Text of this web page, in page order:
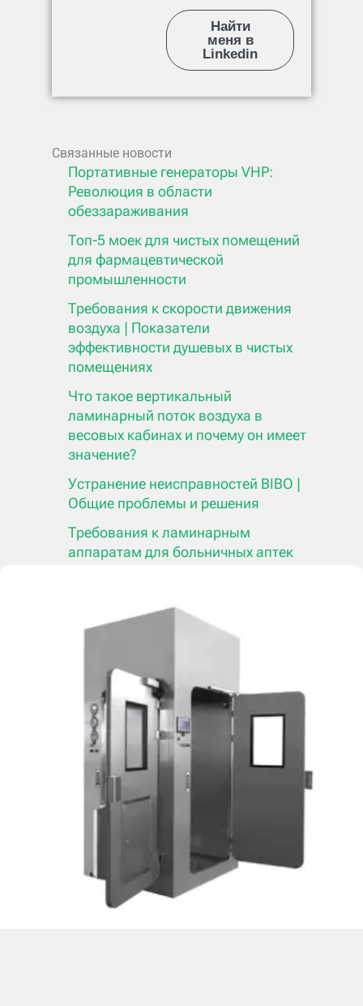
Найти
меня в
Linkedin
Связанные новости
Портативные генераторы VHP:
Революция в области
обеззараживания
Топ-5 моек для чистых помещений
для фармацевтической
промышленности
Требования к скорости движения
воздуха | Показатели
эффективности душевых в чистых
помещениях
Что такое вертикальный
ламинарный поток воздуха в
весовых кабинах и почему он имеет
значение?
Устранение неисправностей BIBO |
Общие проблемы и решения
Требования к ламинарным
аппаратам для больничных аптек